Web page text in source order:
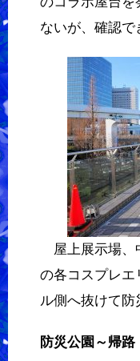
ないが、確認で
屋上展示場、
の各コスプレエ
ル側へ抜けて防
防災公園～帰路